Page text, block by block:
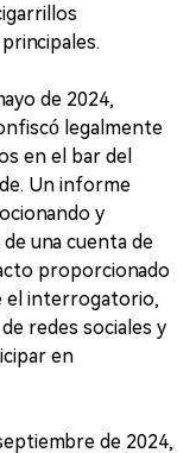
de 2024,
legalmente
en el bar del
Un informe
y
una cuenta de
proporcionado
el interrogatorio,
redes sociales y
en
de 2024,